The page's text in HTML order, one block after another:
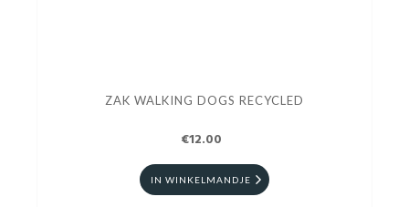
ZAK WALKING DOGS RECYCLED
€12.00
IN WINKELMANDJE